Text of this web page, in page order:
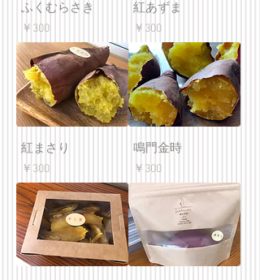
ふくむらさき
価格
￥300
紅あずま
価格
￥300
紅まさり
価格
￥300
鳴門金時
価格
￥300